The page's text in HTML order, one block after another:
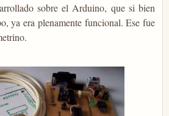
sobre el Arduino, que si bien
ya era plenamente funcional. Ese fue